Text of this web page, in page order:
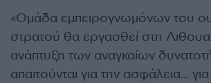
«Ομάδα εμπειρογνωμόνων του
στρατού θα εργασθεί στη
ανάπτυξη των αναγκαίων
απαιτούνται για την ασφάλεια…